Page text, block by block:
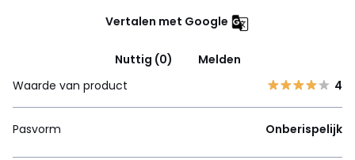
Vertalen met Google
Nuttig (0)
Melden
Waarde van product
4
Pasvorm Onberispelijk